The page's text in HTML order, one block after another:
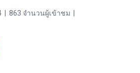
863 จำนวนผู้เข้าชม